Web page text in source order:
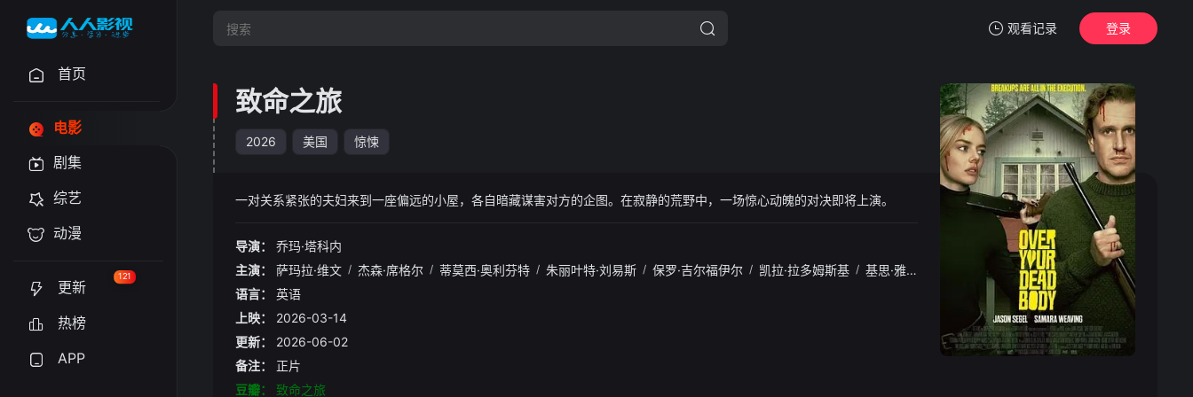
观看记录
暂无观看影片的记录
登录
首页
电影
剧集
综艺
动漫
更新
121
热榜
APP
致命之旅
2026 美国 惊悚
一对关系紧张的夫妇来到一座偏远的小屋，各自暗藏谋害对方的企图。在寂静的荒野中，一场惊心动魄的对决即将上演。
导演：
乔玛·塔科内
主演：
萨玛拉·维文 / 杰森·席格尔 / 蒂莫西·奥利芬特 / 朱丽叶特·刘易斯 / 保罗·吉尔福伊尔 / 凯拉·拉多姆斯基 / 基思·雅各
丹妮西娅·萨马尔
语言：
英语
上映：
2026-03-14
更新：
2026-06-02
备注：
正片
豆瓣：
致命之旅